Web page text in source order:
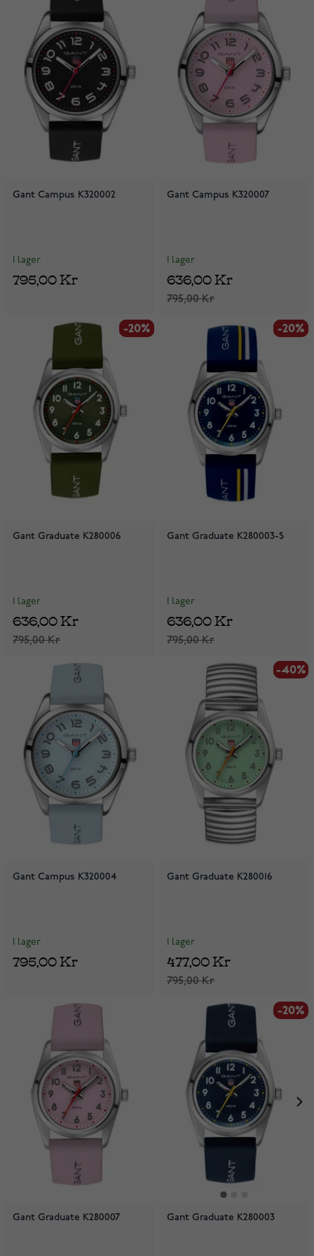
Gant Campus K320002
I lager
795,00 Kr
Gant Campus K320007
I lager
795,00 Kr
636,00 Kr
-20%
-20%
Gant Graduate K280006
I lager
795,00 Kr
636,00 Kr
-20%
-20%
Gant Graduate K280003-S
I lager
795,00 Kr
636,00 Kr
Gant Campus K320004
I lager
795,00 Kr
-40%
-40%
Gant Graduate K280016
I lager
795,00 Kr
477,00 Kr
Gant Graduate K280007
-20%
Gant Graduate K280003